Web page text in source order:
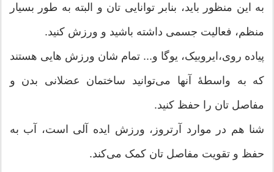
به این منظور باید، بنابر توانایی تان و البته به طور بسیار
منظم، فعالیت جسمی داشته باشید و ورزش کنید.
پیاده روی،ایروبیک، یوگا و... تمام شان ورزش هایی هستند
که به واسطۀ آنها می‌توانید ساختمان عضلانی بدن و
مفاصل تان را حفظ کنید.
شنا هم در موارد آرتروز، ورزش ایده آلی است، آب به
حفظ و تقویت مفاصل تان کمک می‌کند.